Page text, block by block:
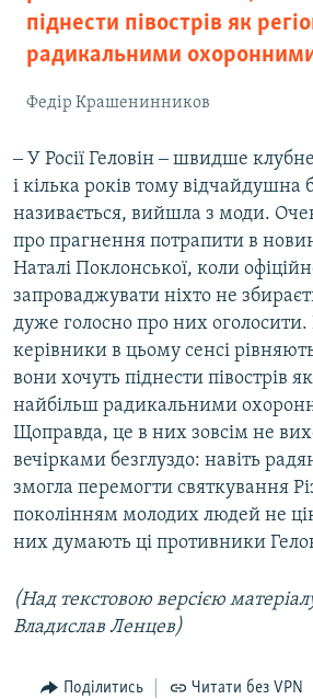
піднести півострів як
радикальними
Федір Крашенинников
‒ У Росії Геловін ‒ швидше
і кілька років тому
називається, вийшла з моди.
про прагнення потрапити в
Наталі Поклонської, коли
запроваджувати ніхто не
дуже голосно про них
керівники в цьому сенсі
вони хочуть піднести півострів як
найбільш радикальними
Щоправда, це в них зовсім не
вечірками безглуздо: навіть
змогла перемогти святкування
поколінням молодих людей не
них думають ці противники
(Над текстовою версією
Владислав Ленцев)
Поділитись Читати без VPN